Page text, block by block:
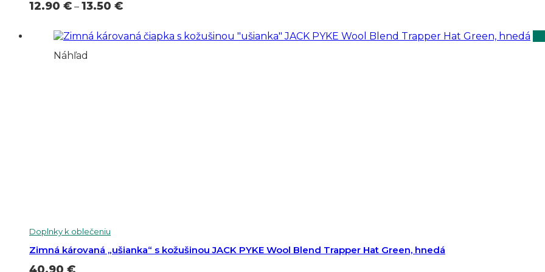
12.90 € – 13.50 €Price
through
Náhľad
Doplnky k oblečeniu
Zimná károvaná „ušianka“ s kožušinou JACK PYKE Wool Blend Trapper Hat Green, hnedá